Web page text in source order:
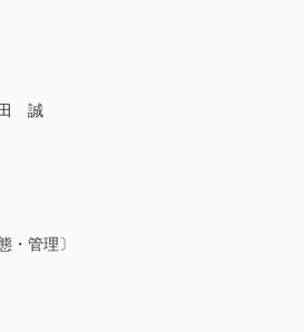
田 誠
・管理〕